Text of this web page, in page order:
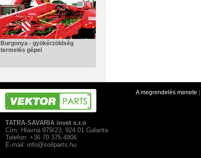
Burgonya - gyökérzöldség
termelés gépei
TATRA-SAVARIA invet s.r.o
Cím: Hlavná 979/23, 924 01 Galanta
Telefon: +36 70 375 4806
E-mail: info@soilparts.hu
A megrendelés menete